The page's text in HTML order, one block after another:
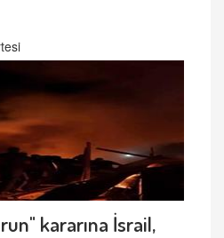
kararına İsrail,